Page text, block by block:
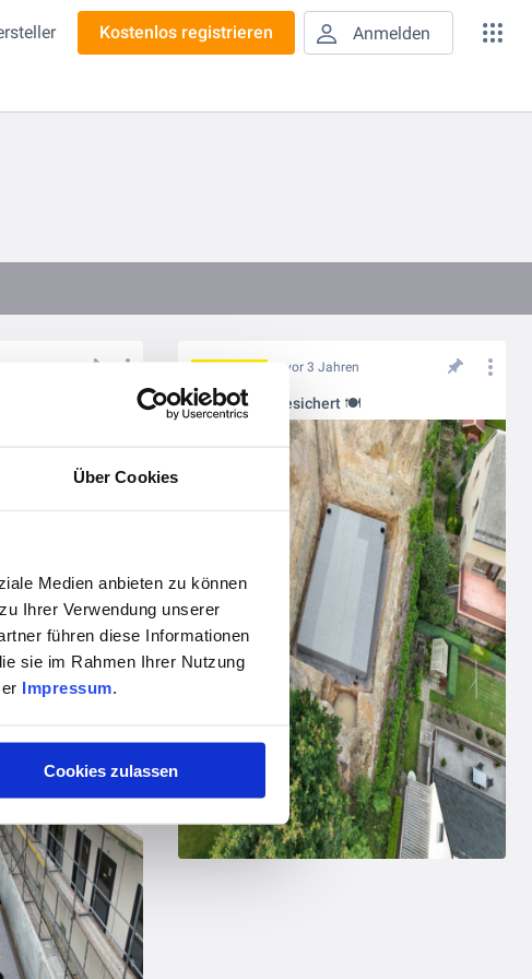
Über Cookies
Medien anbieten zu können
Ihrer Verwendung unserer
führen diese Informationen
sie im Rahmen Ihrer Nutzung
Impressum.
Cookies zulassen
Kostenlos registrieren Anmelden
vor 3 Jahren
Versorgung gesichert 🍽
🌳